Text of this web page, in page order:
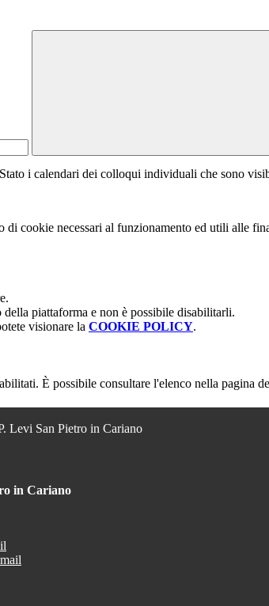
i calendari dei colloqui individuali che sono
cookie necessari al funzionamento ed utili alle
piattaforma e non è possibile disabilitarli.
visionare la COOKIE POLICY.
È possibile consultare l'elenco nella pagina
Levi San Pietro in Cariano
in Cariano